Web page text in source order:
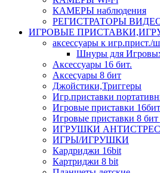
КАМЕРЫ наблюдения
РЕГИСТРАТОРЫ
ИГРОВЫЕ
аксесcуары к игр.прист./
Шнуры для
Аксессуары 16 бит.
Аксесуары 8 бит
Джойстики,Триггеры
Игр.приставки
Игровые приставки
Игровые приставки 8
ИГРУШКИ АНТИСТРЕС
ИГРЫ/ИГРУШКИ
Кардриджи 16bit
Картриджи 8 bit